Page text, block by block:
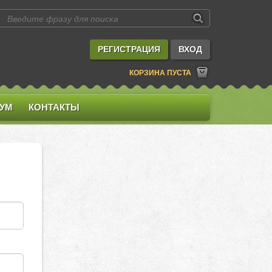
РЕГИСТРАЦИЯ ВХОД
КОРЗИНА ПУСТА
КОНТАКТЫ